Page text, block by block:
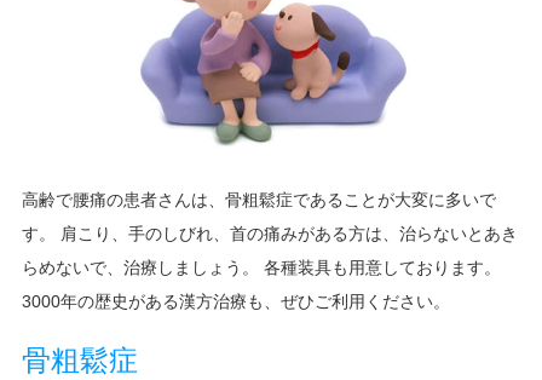
アクセス/所在地
高齢で腰痛の患者さんは、骨粗鬆症であることが大変に多いで
す。 肩こり、手のしびれ、首の痛みがある方は、治らないとあき
らめないで、治療しましょう。 各種装具も用意しております。
3000年の歴史がある漢方治療も、ぜひご利用ください。
骨粗鬆症